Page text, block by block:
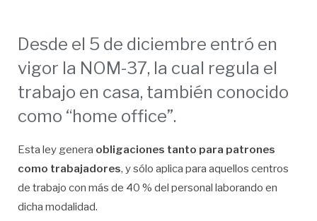
Desde el 5 de diciembre entró en
vigor la NOM-37, la cual regula el
trabajo en casa, también conocido
como “home office”.
Esta ley genera obligaciones tanto para patrones
como trabajadores, y sólo aplica para aquellos centros
de trabajo con más de 40 % del personal laborando en
dicha modalidad.